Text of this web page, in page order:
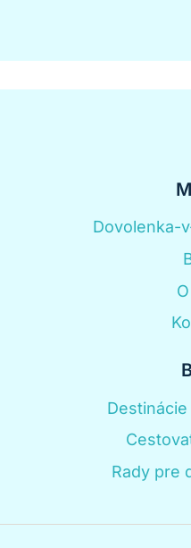
Dovolenka-
Rady pre